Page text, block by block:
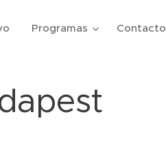
Programas Contacto